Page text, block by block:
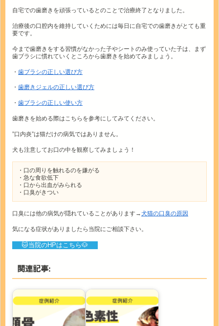
自宅での歯磨きを頑張っているとのことで治療終了となりました。
治療後の口腔内を維持していくためには毎日に自宅での歯磨きがとても重
要です。
今まで歯磨きをする習慣がなかった子やシートのみ使っていた子は、まず
歯ブラシに慣れていくところから歯磨きを始めてみましょう。
・ 歯ブラシの正しい選び方
・ 歯磨きジェルの正しい選び方
・ 歯ブラシの正しい使い方
歯磨きを始める際はこちらを参考にしてみてください。
”口内炎”は猫だけの病気ではありません。
犬も注意してお口の中を観察してみましょう！
・口の周りを触れるのを嫌がる
・急な食欲低下
・口から出血がみられる
・口臭がきつい
口臭には他の病気が隠れていることがあります→犬猫の口臭の原因
気になる症状がありましたら当院にご相談下さい。
🐱当院のHPはこちら🐶
関連記事: